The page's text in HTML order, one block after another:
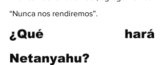
“Nunca nos rendiremos”.
¿Qué hará
Netanyahu?